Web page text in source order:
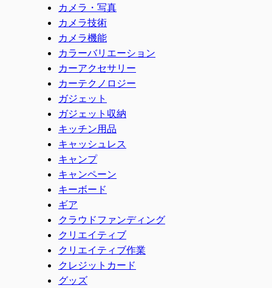
カメラ・写真
カメラ技術
カメラ機能
カラーバリエーション
カーアクセサリー
カーテクノロジー
ガジェット
ガジェット収納
キッチン用品
キャッシュレス
キャンプ
キャンペーン
キーボード
ギア
クラウドファンディング
クリエイティブ
クリエイティブ作業
クレジットカード
グッズ